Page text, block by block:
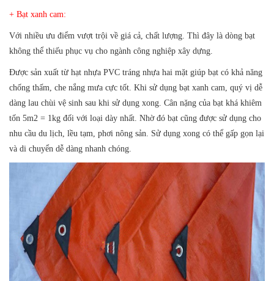
+ Bạt xanh cam:
Với nhiều ưu điểm vượt trội về giá cả, chất lượng. Thì đây là dòng bạt
không thể thiếu phục vụ cho ngành công nghiệp xây dựng.
Được sản xuất từ hạt nhựa PVC tráng nhựa hai mặt giúp bạt có khả năng
chống thấm, che nắng mưa cực tốt. Khi sử dụng bạt xanh cam, quý vị dễ
dàng lau chùi vệ sinh sau khi sử dụng xong. Cân nặng của bạt khá khiêm
tốn 5m2 = 1kg đối với loại dày nhất. Nhờ đó bạt cũng được sử dụng cho
nhu cầu du lịch, lều tạm, phơi nông sản. Sử dụng xong có thể gấp gọn lại
và di chuyển dễ dàng nhanh chóng.